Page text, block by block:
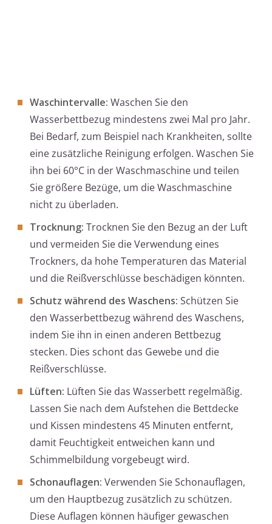
Waschintervalle: Waschen Sie den
Wasserbettbezug mindestens zwei Mal pro Jahr.
Bei Bedarf, zum Beispiel nach Krankheiten, sollte
eine zusätzliche Reinigung erfolgen. Waschen Sie
ihn bei 60°C in der Waschmaschine und teilen
Sie größere Bezüge, um die Waschmaschine
nicht zu überladen.
Trocknung: Trocknen Sie den Bezug an der Luft
und vermeiden Sie die Verwendung eines
Trockners, da hohe Temperaturen das Material
und die Reißverschlüsse beschädigen könnten.
Schutz während des Waschens: Schützen Sie
den Wasserbettbezug während des Waschens,
indem Sie ihn in einen anderen Bettbezug
stecken. Dies schont das Gewebe und die
Reißverschlüsse.
Lüften: Lüften Sie das Wasserbett regelmäßig.
Lassen Sie nach dem Aufstehen die Bettdecke
und Kissen mindestens 45 Minuten entfernt,
damit Feuchtigkeit entweichen kann und
Schimmelbildung vorgebeugt wird.
Schonauflagen: Verwenden Sie Schonauflagen,
um den Hauptbezug zusätzlich zu schützen.
Diese Auflagen können häufiger gewaschen